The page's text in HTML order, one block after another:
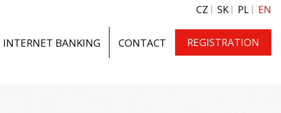
CZ SK PL EN
INTERNET BANKING CONTACT REGISTRATION